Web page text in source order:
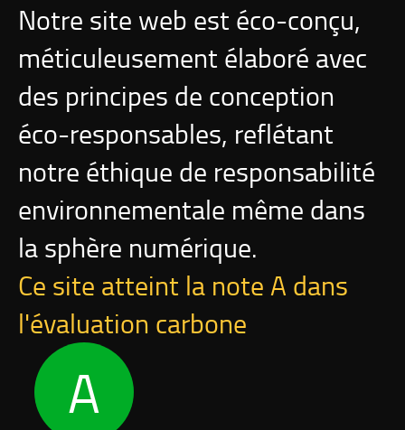
Notre site web est éco-conçu,
méticuleusement élaboré avec
des principes de conception
éco-responsables, reflétant
notre éthique de responsabilité
environnementale même dans
la sphère numérique.
Ce site atteint la note A dans
l'évaluation carbone
A